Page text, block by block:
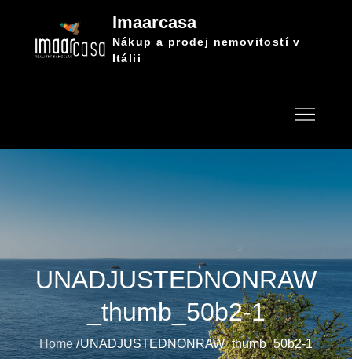
content
Imaarcasa
Nákup a prodej nemovitostí v
Itálii
UNADJUSTEDNONRAW
_thumb_50b2-1
Home UNADJUSTEDNONRAW_thumb_50b2-1